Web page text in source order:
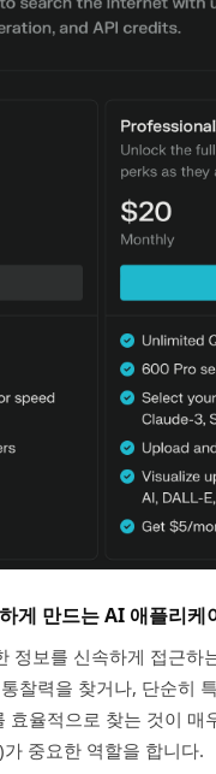
게 만드는 AI 애플리케
정보를 신속하게 접근하
찰력을 찾거나, 단순히
율적으로 찾는 것이 매
중요한 역할을 합니다.